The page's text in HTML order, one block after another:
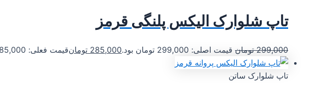
تاپ شلوارک الیکس پلنگی قرمز
299,000 تومان قیمت اصلی: 299,000 تومان بود. 285,000 تومانقیمت فعلی: 285,000 تومان.
تاپ شلوارک ساتن